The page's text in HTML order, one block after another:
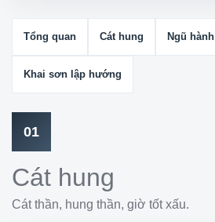
Tổng quan Cát hung Ngũ hành
Khai sơn lập hướng
01
Cát hung
Cát thần, hung thần, giờ tốt xấu.